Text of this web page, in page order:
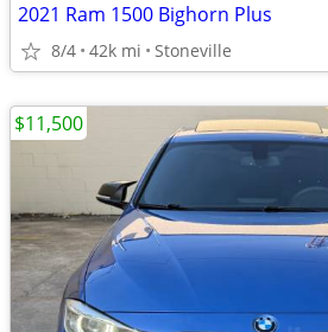
2021 Ram 1500 Bighorn Plus
8/4 42k mi Stoneville
$11,500